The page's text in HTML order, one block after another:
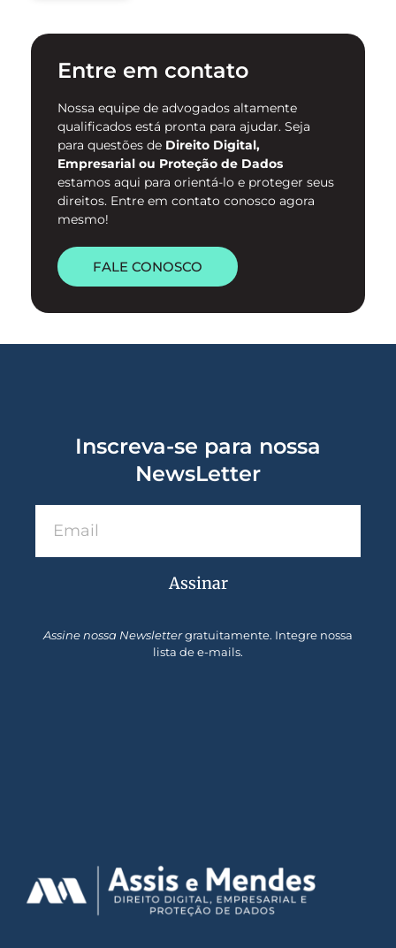
enfrentamento da violência
digital. …
Entre em contato
Nossa equipe de advogados altamente
qualificados está pronta para ajudar. Seja
para questões de Direito Digital,
Empresarial ou Proteção de Dados
estamos aqui para orientá-lo e proteger seus
direitos. Entre em contato conosco agora
mesmo!
FALE CONOSCO
Inscreva-se para nossa
NewsLetter
Assinar
Assine nossa Newslettergratuitamente. Integre nossa
lista de e-mails.